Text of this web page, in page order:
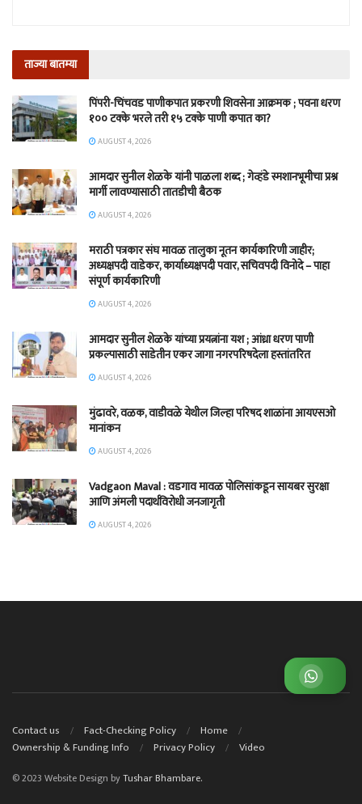
व्हाट्सअप ग्रुप जॉईन करा
ताज्या बातम्या
पिंपरी-चिंचवड पाणीकपात प्रकरणी शिवसेना आक्रमक ; पवना धरण
१०० टक्के भरले तरी १५ टक्के पाणी कपात का?
AUGUST 4, 2026
आमदार सुनील शेळके यांनी पाळला शब्द ; गेव्हंडे स्मशानभूमीचा प्रश्न
मार्गी लावण्यासाठी तातडीची बैठक
AUGUST 4, 2026
मराठी पत्रकार संघ मावळ तालुका नूतन कार्यकारिणी जाहीर;
अध्यक्षपदी वाडेकर, कार्याध्यक्षपदी पवार, सचिवपदी विनोदे – पाहा
संपूर्ण कार्यकारिणी
AUGUST 4, 2026
आमदार सुनील शेळके यांच्या प्रयत्नांना यश ; आंध्रा धरण पाणी
प्रकल्पासाठी साडेतीन एकर जागा नगरपरिषदेला हस्तांतरित
AUGUST 4, 2026
मुंढावरे, वळक, वाडीवळे येथील जिल्हा परिषद शाळांना आयएसओ
मानांकन
AUGUST 4, 2026
Vadgaon Maval : वडगाव मावळ पोलिसांकडून सायबर सुरक्षा
आणि अंमली पदार्थविरोधी जनजागृती
AUGUST 4, 2026
Contact us Fact-Checking Policy
Home
Ownership & Funding Info
Privacy Policy Video
© 2023 Website Design byTushar Bhambare.